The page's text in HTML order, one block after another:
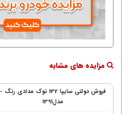
مزایده های مشابه
فروش دولتی سایپا 132 نوک مدادی رنگ -
مدل1391